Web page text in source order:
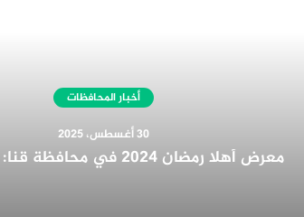
غرفة المنيا التجارية تُهنئ